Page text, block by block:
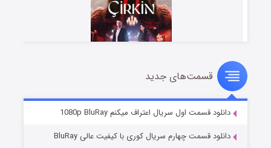
سریال زشت
قسمت۲ (زیرنویس) منتشر شد
قسمت‌های جدید
دانلود قسمت اول سریال اعتراف میکنم 1080p BluRay
دانلود قسمت چهارم سریال کوری با کیفیت عالی BluRay